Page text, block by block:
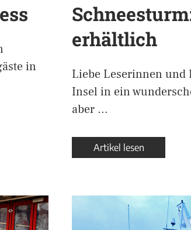
in
erhältlich
Liebe Leserinnen und
Insel in ein
aber …
Artikel lesen